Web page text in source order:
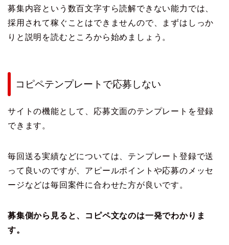
募集内容という数百文字すら読解できない能力では、
採用されて稼ぐことはできませんので、まずはしっか
りと説明を読むところから始めましょう。
コピペテンプレートで応募しない
サイトの機能として、応募文面のテンプレートを登録
できます。
毎回送る実績などについては、テンプレート登録で送
って良いのですが、アピールポイントや応募のメッセ
ージなどは毎回案件に合わせた方が良いです。
募集側から見ると、コピペ文なのは一発でわかりま
す。